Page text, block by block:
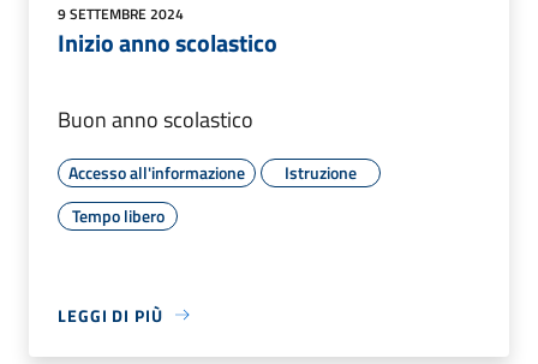
9 SETTEMBRE 2024
Inizio anno scolastico
Buon anno scolastico
Accesso all'informazione
Istruzione
Tempo libero
LEGGI DI PIÙ